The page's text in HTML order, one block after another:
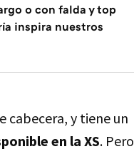
o con falda y top
inspira nuestros
cabecera, y tiene un
en la XS. Pero